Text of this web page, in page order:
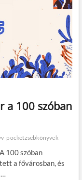
a 100 szóban
pocketzsebkönyvek
100 szóban
a fővárosban, és